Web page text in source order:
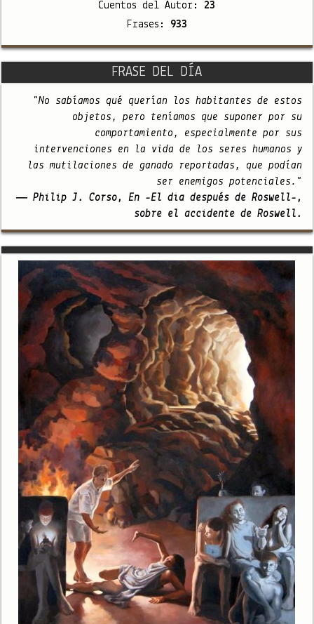
Cuentos del Autor: 23
Frases: 933
FRASE DEL DÍA
"No sabíamos qué querían los habitantes de estos
objetos, pero teníamos que suponer por su
comportamiento, especialmente por sus
intervenciones en la vida de los seres humanos y
las mutilaciones de ganado reportadas, que podían
ser enemigos potenciales."
— Philip J. Corso, En -El día después de Roswell-,
sobre el accidente de Roswell.